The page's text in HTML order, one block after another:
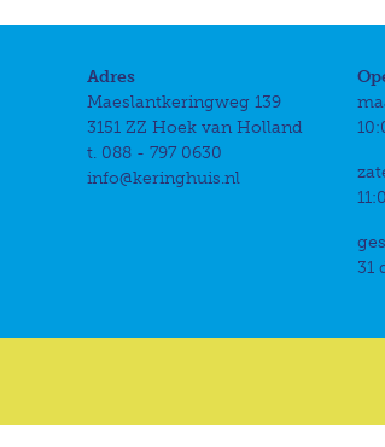
Adres
Maeslantkeringweg 139
3151 ZZ Hoek van Holland
t. 088 - 797 0630
info@keringhuis.nl
31